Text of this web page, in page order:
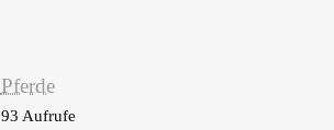
Pferde
93 Aufrufe